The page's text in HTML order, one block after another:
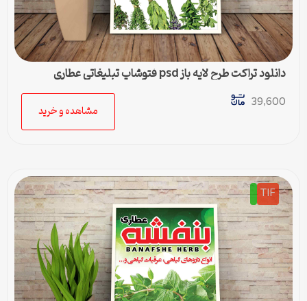
دانلود تراکت طرح لایه باز psd فتوشاپ تبلیغاتی عطاری
39,600
مشاهده و خرید
TIF